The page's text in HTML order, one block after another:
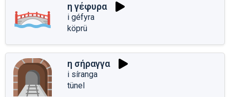
η γέφυρα
i géfyra
köprü
η σήραγγα
i síranga
tünel